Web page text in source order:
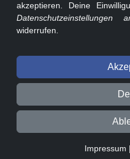
© 2026 GOLF2FORUM -
0.03s
akzeptieren. Deine
Datenschutzeinstellungen
widerrufen.
Impressum |